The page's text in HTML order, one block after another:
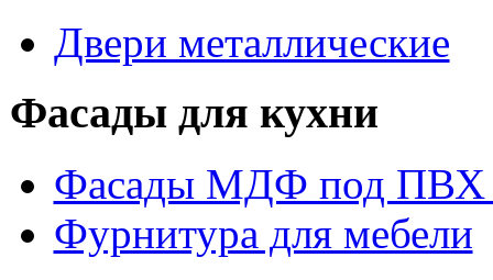
Двери металлические
Фасады для кухни
Фасады МДФ под ПВХ
Фурнитура для мебели